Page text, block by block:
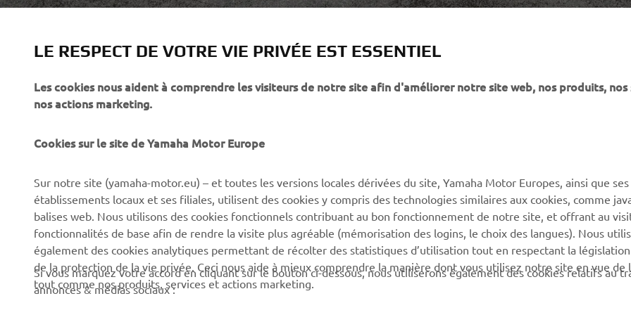
Découvrez Yamaha
Événements
Press
Systèmes pour VAE
Parcours de golf
Premiers secours
MyYamaha
Yamaha Music
Yamaha Racing
Yamaha Motor Global
Support de la boutique en
ligne
Catalogue pièces
détachées
LE RESPECT DE VOTRE VIE PRIVÉE EST ESSENTIEL
Les cookies nous aident à comprendre les visiteurs de notre site afin d'améliorer notre site web, nos produits, nos
nos actions marketing.
Cookies sur le site de Yamaha Motor Europe
Sur notre site (yamaha-motor.eu) – et toutes les versions locales dérivées du site, Yamaha Motor Europes, ainsi que ses
établissements locaux et ses filiales, utilisent des cookies y compris des technologies similaires aux cookies, comme
balises web. Nous utilisons des cookies fonctionnels contribuant au bon fonctionnement de notre site, et offrant au
fonctionnalités de base afin de rendre la visite plus agréable (mémorisation des logins, le choix des langues). Nous
également des cookies analytiques permettant de récolter des statistiques d’utilisation tout en respectant la
de la protection de la vie privée. Ceci nous aide à mieux comprendre la manière dont vous utilisez notre site en vue de
tout comme nos produits, services et actions marketing.
Si vous marquez votre accord en cliquant sur le bouton ci-dessous, nous utiliserons également des cookies relatifs au
annonces & médias sociaux :